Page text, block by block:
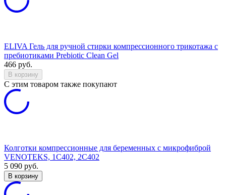
ELIVA Гель для ручной стирки компрессионного трикотажа с
пребиотиками Prebiotic Clean Gel
466 руб.
В корзину
C этим товаром также покупают
Колготки компрессионные для беременных с микрофиброй
VENOTEKS, 1С402, 2С402
5 090 руб.
В корзину